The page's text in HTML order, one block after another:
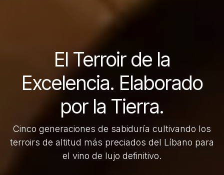
El Terroir de la
Excelencia. Elaborado
por la Tierra.
Cinco generaciones de sabiduría cultivando los
terroirs de altitud más preciados del Líbano para
el vino de lujo definitivo.